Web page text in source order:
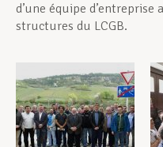
Actualités
d’une équipe d’entreprise
structures du LCGB.